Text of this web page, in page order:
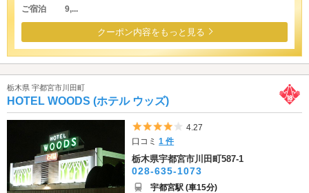
ご宿泊 9,...
クーポン内容をもっと見る
栃木県 宇都宮市川田町
HOTEL WOODS (ホテル ウッズ)
5つ星のうち4
4.27
口コミ1 件
栃木県宇都宮市川田町587-1
028-635-1073
宇都宮駅 (車15分)